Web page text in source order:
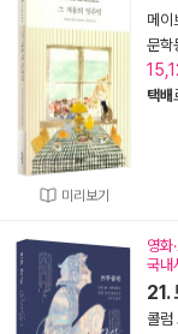
미리보기
메이
문학
택배
영화
국내
21.
콜럼